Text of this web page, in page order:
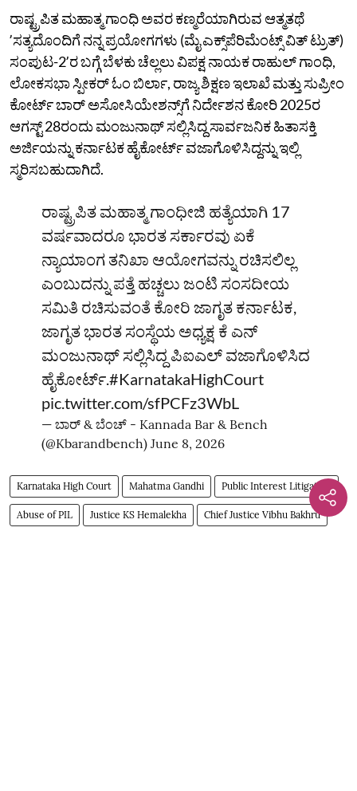
ರಾಷ್ಟ್ರಪಿತ ಮಹಾತ್ಮ ಗಾಂಧಿ ಅವರ ಕಣ್ಮರೆಯಾಗಿರುವ ಆತ್ಮತಥೆ
ʼಸತ್ಯದೊಂದಿಗೆ ನನ್ನ ಪ್ರಯೋಗಗಳು (ಮೈ ಎಕ್ಸ್‌ಪೆರಿಮೆಂಟ್ಸ್‌ ವಿತ್‌ ಟ್ರುತ್)‌
ಸಂಪುಟ-2ʼರ ಬಗ್ಗೆ ಬೆಳಕು ಚೆಲ್ಲಲು ವಿಪಕ್ಷ ನಾಯಕ ರಾಹುಲ್‌ ಗಾಂಧಿ,
ಲೋಕಸಭಾ ಸ್ಪೀಕರ್‌ ಓಂ ಬಿರ್ಲಾ, ರಾಜ್ಯ ಶಿಕ್ಷಣ ಇಲಾಖೆ ಮತ್ತು ಸುಪ್ರೀಂ
ಕೋರ್ಟ್‌ ಬಾರ್‌ ಅಸೋಸಿಯೇಶನ್ಸ್‌ಗೆ ನಿರ್ದೇಶನ ಕೋರಿ 2025ರ
ಆಗಸ್ಟ್‌ 28ರಂದು ಮಂಜುನಾಥ್‌ ಸಲ್ಲಿಸಿದ್ದ ಸಾರ್ವಜನಿಕ ಹಿತಾಸಕ್ತಿ
ಅರ್ಜಿಯನ್ನು ಕರ್ನಾಟಕ ಹೈಕೋರ್ಟ್‌ ವಜಾಗೊಳಿಸಿದ್ದನ್ನು ಇಲ್ಲಿ
ಸ್ಮರಿಸಬಹುದಾಗಿದೆ.
ರಾಷ್ಟ್ರಪಿತ ಮಹಾತ್ಮ ಗಾಂಧೀಜಿ ಹತ್ಯೆಯಾಗಿ 17
ವರ್ಷವಾದರೂ ಭಾರತ ಸರ್ಕಾರವು ಏಕೆ
ನ್ಯಾಯಾಂಗ ತನಿಖಾ ಆಯೋಗವನ್ನು ರಚಿಸಲಿಲ್ಲ
ಎಂಬುದನ್ನು ಪತ್ತೆ ಹಚ್ಚಲು ಜಂಟಿ ಸಂಸದೀಯ
ಸಮಿತಿ ರಚಿಸುವಂತೆ ಕೋರಿ ಜಾಗೃತ ಕರ್ನಾಟಕ,
ಜಾಗೃತ ಭಾರತ ಸಂಸ್ಥೆಯ ಅಧ್ಯಕ್ಷ ಕೆ ಎನ್‌
ಮಂಜುನಾಥ್‌ ಸಲ್ಲಿಸಿದ್ದ ಪಿಐಎಲ್‌ ವಜಾಗೊಳಿಸಿದ
ಹೈಕೋರ್ಟ್‌.#KarnatakaHighCourt
pic.twitter.com/sfPCFz3WbL
— ಬಾರ್‌ & ಬೆಂಚ್ - Kannada Bar & Bench
(@Kbarandbench) June 8, 2026
Karnataka High Court Mahatma Gandhi Public Interest Litigation
Abuse of PIL Justice KS Hemalekha Chief Justice Vibhu Bakhru